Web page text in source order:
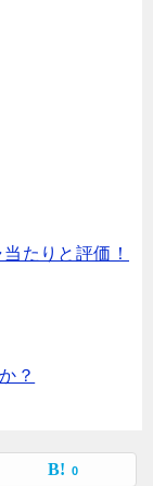
たりと評価！
？
0